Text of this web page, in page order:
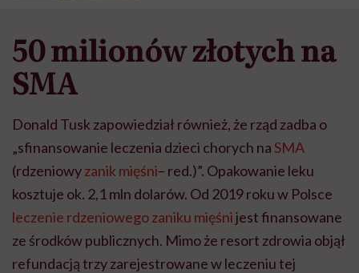
50 milionów złotych na
SMA
Donald Tusk zapowiedział również, że rząd zadba o
„sfinansowanie leczenia dzieci chorych na SMA
(rdzeniowyzanik mięśni– red.)”. Opakowanie leku
kosztuje ok. 2,1 mln dolarów. Od 2019 roku w Polsce
leczenie rdzeniowego zaniku mięśnijest finansowane
ze środków publicznych. Mimo że resort zdrowia objął
refundacją trzy zarejestrowane w leczeniu tej